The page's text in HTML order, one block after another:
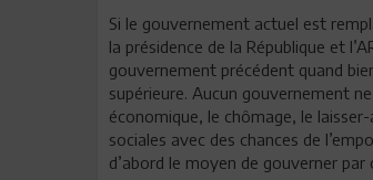
Si le gouvernement actuel est
la présidence de la République et
gouvernement précédent quand
supérieure. Aucun gouvernement
économique, le chômage, le
sociales avec des chances de
d’abord le moyen de gouverner